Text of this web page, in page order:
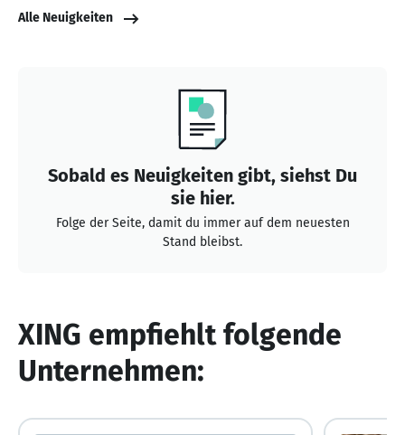
Alle Neuigkeiten
Sobald es Neuigkeiten gibt, siehst Du
sie hier.
Folge der Seite, damit du immer auf dem neuesten
Stand bleibst.
XING empfiehlt folgende
Unternehmen: